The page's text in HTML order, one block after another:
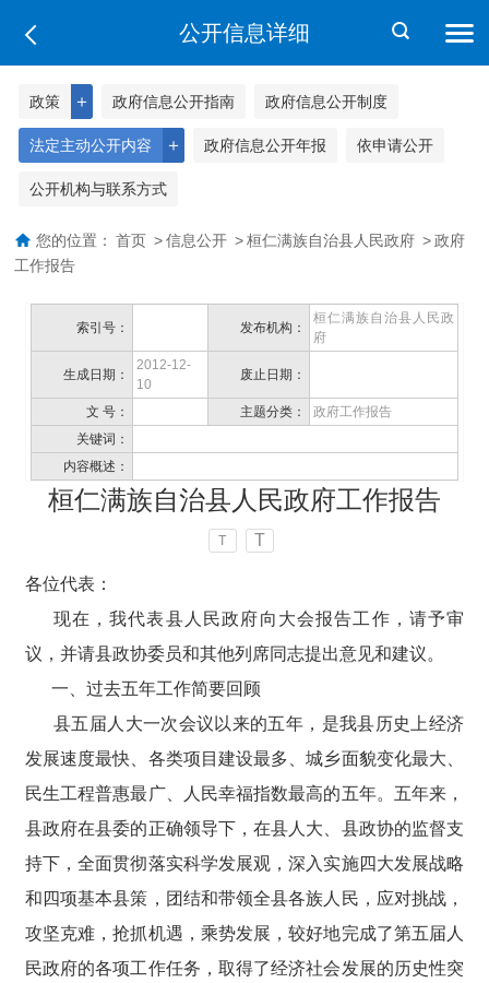
公开信息详细
＋
政策 政府信息公开指南 政府信息公开制度
＋
法定主动公开内容 政府信息公开年报 依申请公开
公开机构与联系方式
您的位置： 首页 > 信息公开 > 桓仁满族自治县人民政府 > 政府
工作报告
索引号： 发布机构：
桓仁满族自治县人民政
府
生成日期：
2012-12-
10
废止日期：
文 号： 主题分类：
政府工作报告
关键词：
内容概述：
桓仁满族自治县人民政府工作报告
T T
各位代表：
现在，我代表县人民政府向大会报告工作，请予审
议，并请县政协委员和其他列席同志提出意见和建议。
一、过去五年工作简要回顾
县五届人大一次会议以来的五年，是我县历史上经济
发展速度最快、各类项目建设最多、城乡面貌变化最大、
民生工程普惠最广、人民幸福指数最高的五年。五年来，
县政府在县委的正确领导下，在县人大、县政协的监督支
持下，全面贯彻落实科学发展观，深入实施四大发展战略
和四项基本县策，团结和带领全县各族人民，应对挑战，
攻坚克难，抢抓机遇，乘势发展，较好地完成了第五届人
民政府的各项工作任务，取得了经济社会发展的历史性突